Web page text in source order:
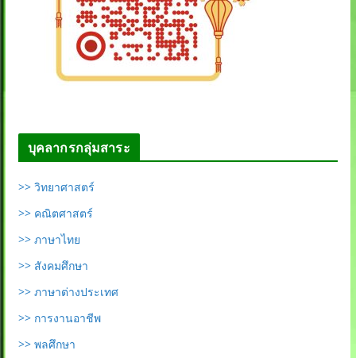
บุคลากรกลุ่มสาระ
>> วิทยาศาสตร์
>> คณิตศาสตร์
>> ภาษาไทย
>> สังคมศึกษา
>> ภาษาต่างประเทศ
>> การงานอาชีพ
>> พลศึกษา